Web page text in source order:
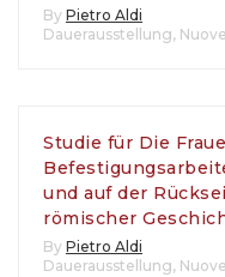
By Pietro Aldi
Dauerausstellung,
Studie für Die
und auf der
römischer
By Pietro Aldi
Dauerausstellung,